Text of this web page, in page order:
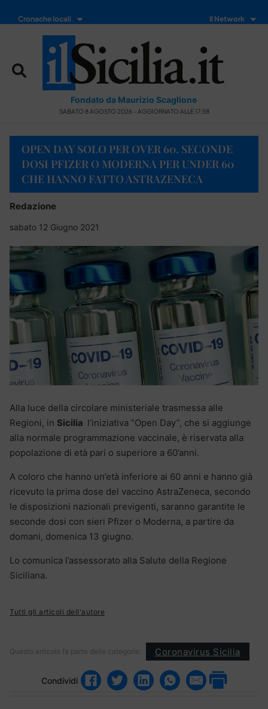
Cronache locali Il Network
Fondato da Maurizio Scaglione
SABATO 8 AGOSTO 2026 - AGGIORNATO ALLE 17:58
OPEN DAY SOLO PER OVER 60. SECONDE
DOSI PFIZER O MODERNA PER UNDER 60
CHE HANNO FATTO ASTRAZENECA
Redazione
sabato 12 Giugno 2021
Alla luce della circolare ministeriale trasmessa alle
Regioni, in Sicilia l’iniziativa “Open Day”, che si aggiunge
alla normale programmazione vaccinale, è riservata alla
popolazione di età pari o superiore a 60’anni.
A coloro che hanno un’età inferiore ai 60 anni e hanno già
ricevuto la prima dose del vaccino AstraZeneca, secondo
le disposizioni nazionali previgenti, saranno garantite le
seconde dosi con sieri Pfizer o Moderna, a partire da
domani, domenica 13 giugno.
Lo comunica l’assessorato alla Salute della Regione
Siciliana.
Tutti gli articoli dell'autore
Questo articolo fa parte delle categorie: Coronavirus Sicilia
Condividi